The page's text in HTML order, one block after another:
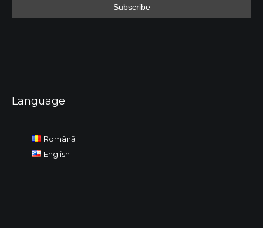
Language
Română
English